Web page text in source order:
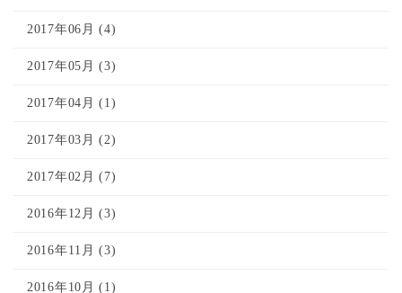
2017年06月 (4)
2017年05月 (3)
2017年04月 (1)
2017年03月 (2)
2017年02月 (7)
2016年12月 (3)
2016年11月 (3)
2016年10月 (1)